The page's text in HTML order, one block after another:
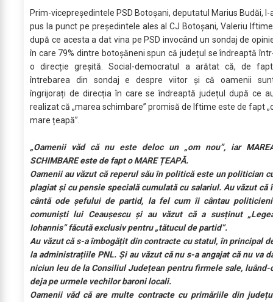
Prim-vicepreședintele PSD Botoșani, deputatul Marius Budăi, l-
pus la punct pe președintele ales al CJ Botoșani, Valeriu
după ce acesta a dat vina pe PSD invocând un sondaj de
în care 79% dintre botoșăneni spun că județul se îndreaptă
o direcție greșită. Social-democratul a arătat că, de
întrebarea din sondaj e despre viitor și că oamenii
îngrijorați de direcția în care se îndreaptă județul după ce
realizat că „marea schimbare” promisă de Iftime este de fapt
mare țeapă”.
„Oamenii văd că nu este deloc un „om nou”, iar
SCHIMBARE este de fapt o MARE ȚEAPĂ.
Oamenii au văzut că reperul său în politică este un politician
plagiat și cu pensie specială cumulată cu salariul. Au văzut că
cântă ode șefului de partid, la fel cum îi cântau
comuniști lui Ceaușescu și au văzut că a susținut
Iohannis” făcută exclusiv pentru „tătucul de partid”.
Au văzut că s-a îmbogățit din contracte cu statul, în principal
la administrațiile PNL. Și au văzut că nu s-a angajat că nu va
niciun leu de la Consiliul Județean pentru firmele sale, luând-
deja pe urmele vechilor baroni locali.
Oamenii văd că are multe contracte cu primăriile din